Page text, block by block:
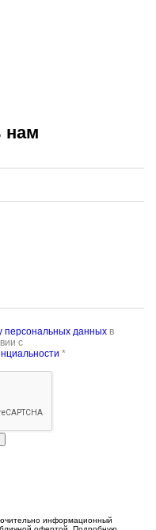
нам
персональных данныхв
с
*
информационный